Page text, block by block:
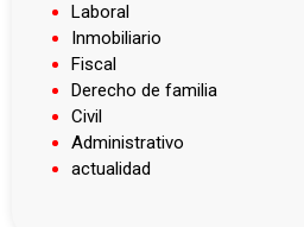
Laboral
Inmobiliario
Fiscal
Derecho de familia
Civil
Administrativo
actualidad